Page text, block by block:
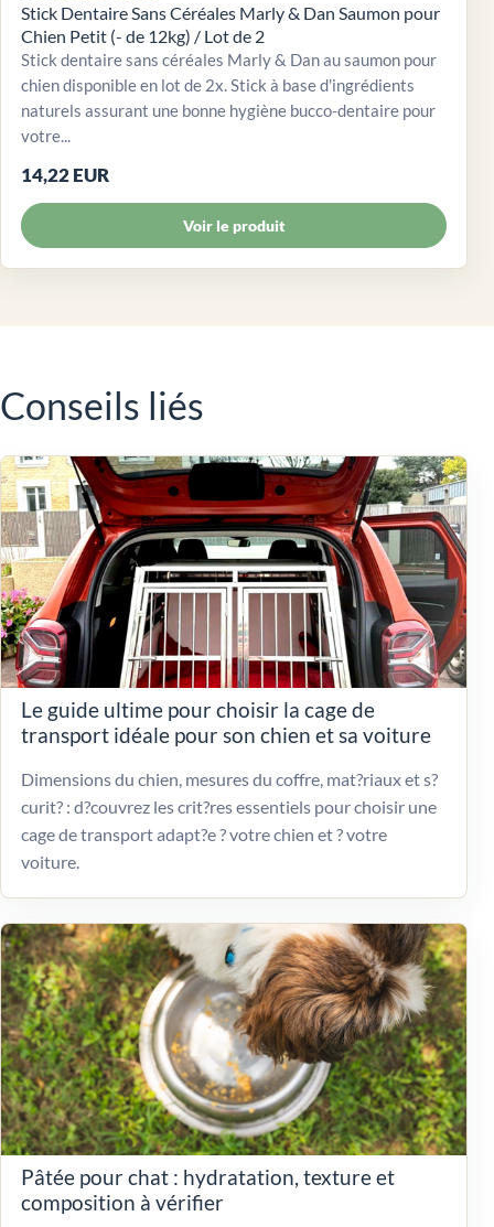
Stick Dentaire Sans Céréales Marly & Dan Saumon pour
Chien Petit (- de 12kg) / Lot de 2
Stick dentaire sans céréales Marly & Dan au saumon pour
chien disponible en lot de 2x. Stick à base d'ingrédients
naturels assurant une bonne hygiène bucco-dentaire pour
votre...
14,22 EUR
Voir le produit
Conseils liés
Le guide ultime pour choisir la cage de
transport idéale pour son chien et sa voiture
Dimensions du chien, mesures du coffre, mat?riaux et s?
curit? : d?couvrez les crit?res essentiels pour choisir une
cage de transport adapt?e ? votre chien et ? votre
voiture.
Pâtée pour chat : hydratation, texture et
composition à vérifier